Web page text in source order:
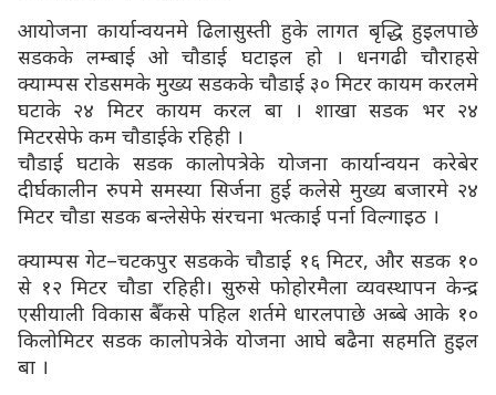
आयोजना कार्यान्वयनमे ढिलासुस्ती हुके लागत बृद्धि हुइलपाछे
सडकके लम्बाई ओ चौडाई घटाइल हो । धनगढी चौराहसे
क्याम्पस रोडसमके मुख्य सडकके चौडाई ३० मिटर कायम करलमे
घटाके २४ मिटर कायम करल बा । शाखा सडक भर २४
मिटरसेफे कम चौडाईके रहिही ।
चौडाई घटाके सडक कालोपत्रेके योजना कार्यान्वयन करेबेर
दीर्घकालीन रुपमे समस्या सिर्जना हुई कलेसे मुख्य बजारमे २४
मिटर चौडा सडक बन्लेसेफे संरचना भत्काई पर्ना विल्गाइठ ।
क्याम्पस गेट–चटकपुर सडकके चौडाई १६ मिटर, और सडक १०
से १२ मिटर चौडा रहिही। सुरुसे फोहोरमैला व्यवस्थापन केन्द्र
एसीयाली विकास बैँकसे पहिल शर्तमे धारलपाछे अब्बे आके १०
किलोमिटर सडक कालोपत्रेके योजना आघे बढैना सहमति हुइल
बा ।